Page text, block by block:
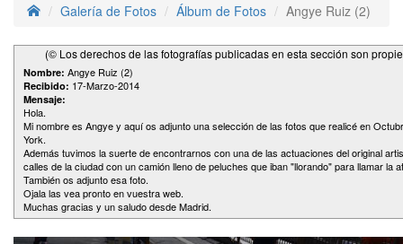
Galería de Fotos Álbum de Fotos Angye Ruiz (2)
(© Los derechos de las fotografías publicadas en esta sección son
Nombre: Angye Ruiz (2)
Recibido: 17-Marzo-2014
Mensaje:
Hola.
Mi nombre es Angye y aquí os adjunto una selección de las fotos que realicé en
York.
Además tuvimos la suerte de encontrarnos con una de las actuaciones del original
calles de la ciudad con un camión lleno de peluches que iban "llorando" para llamar la
También os adjunto esa foto.
Ojala las vea pronto en vuestra web.
Muchas gracias y un saludo desde Madrid.